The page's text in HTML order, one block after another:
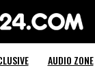
AUDIO ZONE